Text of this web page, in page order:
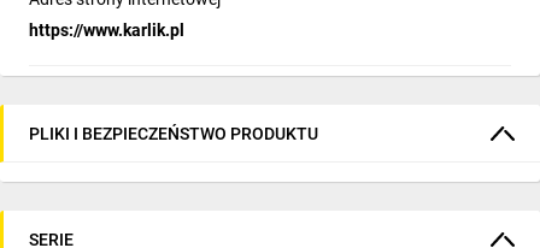
https://www.karlik.pl
PLIKI I BEZPIECZEŃSTWO PRODUKTU
SERIE